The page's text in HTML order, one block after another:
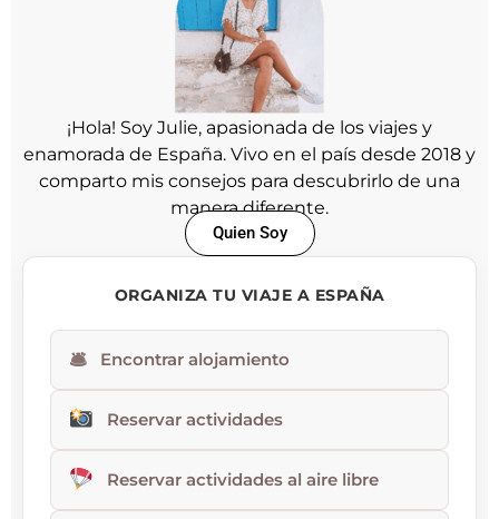
¡Hola! Soy Julie, apasionada de los viajes y
enamorada de España. Vivo en el país desde 2018 y
comparto mis consejos para descubrirlo de una
manera diferente.
Quien Soy
ORGANIZA TU VIAJE A ESPAÑA
🛎 Encontrar alojamiento
Reservar actividades
Reservar actividades al aire libre